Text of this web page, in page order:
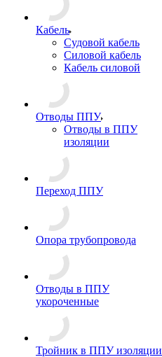
Кабель
Судовой кабель
Силовой кабель
Кабель силовой
Отводы ППУ
Отводы в ППУ
изоляции
Переход ППУ
Опора трубопровода
Отводы в ППУ
укороченные
Тройник в ППУ изоляции